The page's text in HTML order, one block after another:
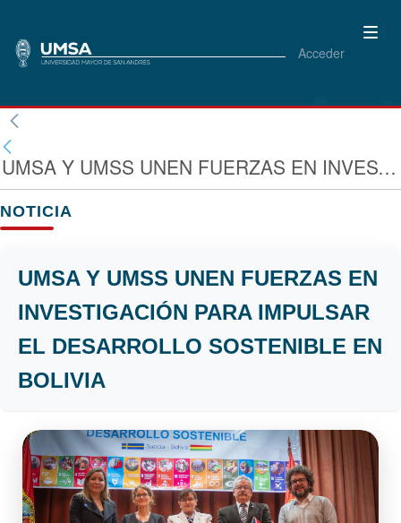
Acceder
UMSA Y UMSS UNEN FUERZAS EN INVESTIGACIÓN PARA IMPULSAR EL DESARROLLO SOSTENIBLE EN BOLIVIA
NOTICIA
UMSA Y UMSS UNEN FUERZAS EN
INVESTIGACIÓN PARA IMPULSAR
EL DESARROLLO SOSTENIBLE EN
BOLIVIA